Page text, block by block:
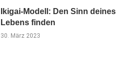
Ikigai-Modell: Den Sinn deines
Lebens finden
30. März 2023